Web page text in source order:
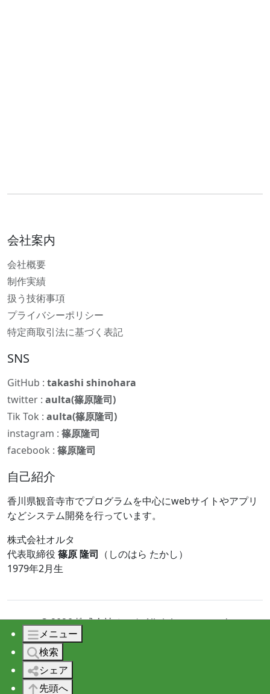
会社案内
会社概要
制作実績
扱う技術事項
プライバシーポリシー
特定商取引法に基づく表記
SNS
GitHub : takashi shinohara
twitter : aulta(篠原隆司)
Tik Tok : aulta(篠原隆司)
instagram : 篠原隆司
facebook : 篠原隆司
自己紹介
香川県観音寺市でプログラムを中心にwebサイトやアプリ
などシステム開発を行っています。
株式会社オルタ
代表取締役 篠原 隆司 （しのはら たかし）
1979年2月生
© 2026 株式会社オルタ All rights reserved.
メニュー
検索
シェア
先頭へ